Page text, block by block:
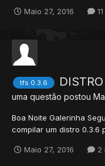
pokemons na bag e que
pokémon es...
Maio 27, 2016
tfs 0.3.6
uma questão postou
Boa Noite Galerinha
compilar um distro 0.3.6
misseis alem da
Maio 27, 2016 2